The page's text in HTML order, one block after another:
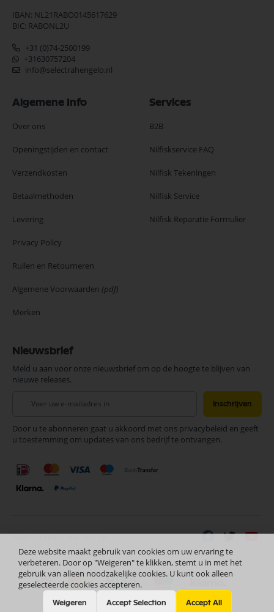
IBAN: NL21RABO0145617629
BIC: RABONL2U
+31 (0)74-2500199
+31630757204
info@selectrahengelo.nl
Algemene Info
Over ons
Openingstijden en contact
Verzendkosten
Betaalmethoden
Levering
Privacy Policy
Ruilen en Retourneren
Algemene Voorwaarden (pdf)
Merken
Services
B2B
Nilfiskservice FAQ
Nilfisk Tekeningen
Nilfisk Service
Nilfisk Reparatie Formulier
Nieuwsbrief
Meld u aan voor onze nieuwsbrief om op de hoogte te blijven van
nieuwe releases.
onze
nieuwsbrief
Inschrijven
Door u te abonneren gaat u akkoord met ons privacybeleid en geeft
u toestemming om updates van ons bedrijf te ontvangen.
Neem contact met ons op
Deze website maakt gebruik van cookies om uw ervaring te
verbeteren. Door op "Weigeren" te klikken, stemt u in met het
gebruik van alleen noodzakelijke cookies. U kunt ook alleen
geselecteerde cookies accepteren.
Weigeren Accept Selection Accept All